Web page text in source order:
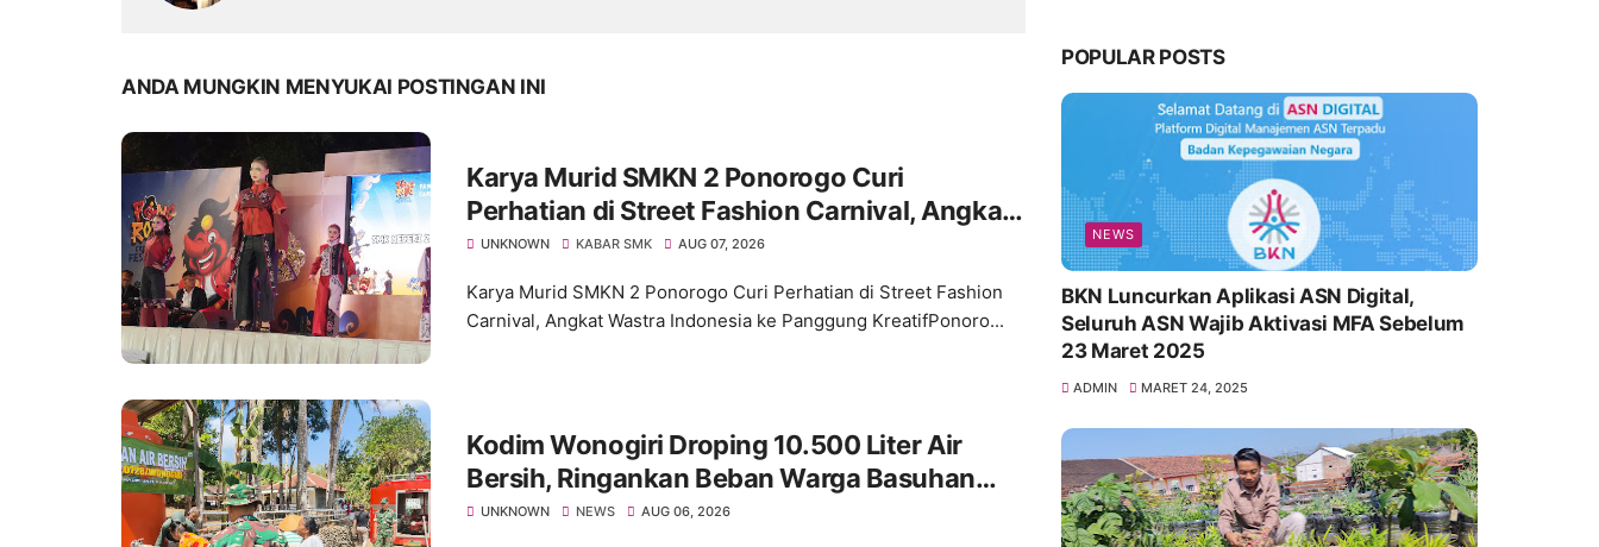
ANDA MUNGKIN MENYUKAI POSTINGAN INI
Karya Murid SMKN 2 Ponorogo Curi
Perhatian di Street Fashion Carnival, Angkat
Wastra Indonesia ke Panggung Kreatif
UNKNOWN KABAR SMK AUG 07, 2026
Karya Murid SMKN 2 Ponorogo Curi Perhatian di Street Fashion
Carnival, Angkat Wastra Indonesia ke Panggung KreatifPonoro...
Kodim Wonogiri Droping 10.500 Liter Air
Bersih, Ringankan Beban Warga Basuhan
yang Dilanda Kekeringan
UNKNOWN NEWS AUG 06, 2026
POPULAR POSTS
NEWS
BKN Luncurkan Aplikasi ASN Digital,
Seluruh ASN Wajib Aktivasi MFA Sebelum
23 Maret 2025
ADMIN MARET 24, 2025